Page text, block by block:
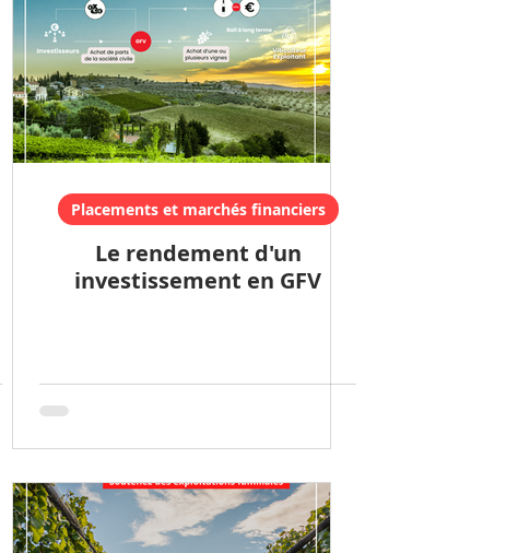
Placements et marchés financiers
Le rendement d'un
investissement en GFV